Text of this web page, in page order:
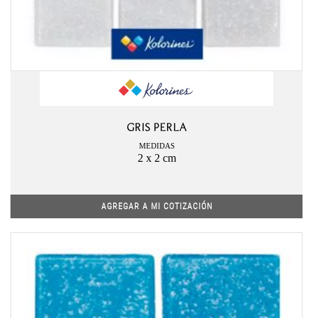
GRIS PERLA
MEDIDAS
2 x 2 cm
AGREGAR A MI COTIZACIÓN